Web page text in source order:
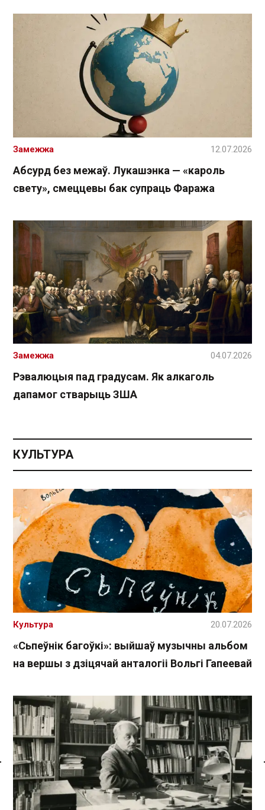
Спасылка без VPN
Абсурд без межаў. Лукашэнка — «кароль
свету», смеццевы бак супраць Фаража
Замежжа 12.07.2026
Рэвалюцыя пад градусам. Як алкаголь
дапамог стварыць ЗША
Замежжа 04.07.2026
КУЛЬТУРА
«Сьпеўнік багоўкі»: выйшаў музычны альбом
на вершы з дзіцячай анталогіі Вольгі Гапеевай
Культура 20.07.2026